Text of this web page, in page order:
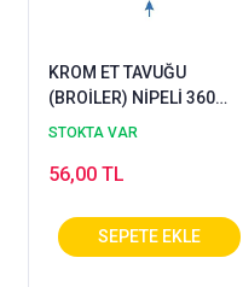
KROM ET TAVUĞU
(BROİLER) NİPELİ 360
DERECE (NO:6) - 1 ADET
STOKTA VAR
56,00 TL